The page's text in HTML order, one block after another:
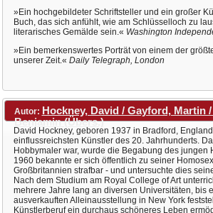
»Ein hochgebildeter Schriftsteller und ein großer
Buch, das sich anfühlt, wie am Schlüsselloch zu
literarisches Gemälde sein.« Washington
»Ein bemerkenswertes Porträt von einem der
unserer Zeit.« Daily Telegraph, London
Autor: Hockney, David / Gayford, Martin
Benjamin (Übers.)
David Hockney, geboren 1937 in Bradford,
einflussreichsten Künstler des 20. Jahrhunderts.
Hobbymaler war, wurde die Begabung des jungen
1960 bekannte er sich öffentlich zu seiner
Großbritannien strafbar - und untersuchte dies
Nach dem Studium am Royal College of Art
mehrere Jahre lang an diversen Universitäten, bis
ausverkauften Alleinausstellung in New York
Künstlerberuf ein durchaus schöneres Leben